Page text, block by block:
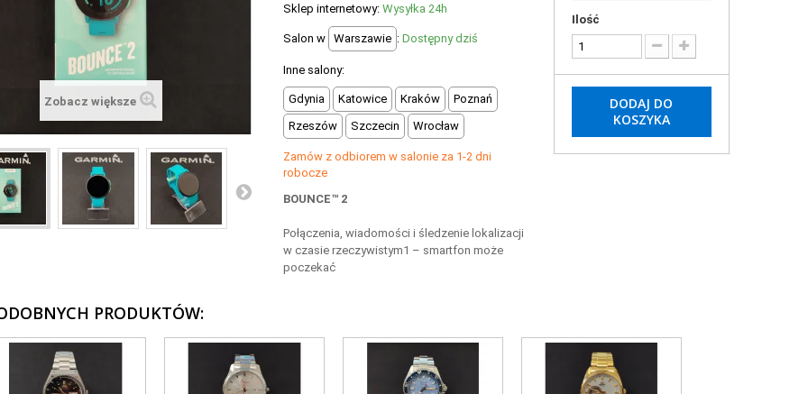
Zobacz większe
Sklep internetowy: Wysyłka 24h
Salon w Warszawie : Dostępny dziś
Inne salony:
Gdynia Katowice Kraków
Poznań
Rzeszów
Szczecin Wrocław
Zamów z odbiorem w salonie za 1-2 dni
robocze
BOUNCE™ 2
Połączenia, wiadomości i śledzenie lokalizacji
w czasie rzeczywistym1 – smartfon może
poczekać
Ilość
DODAJ DO
KOSZYKA
PRODUKTÓW: